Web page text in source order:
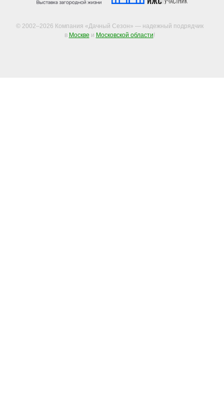
© 2002–2026 Компания «Дачный Сезон» — надежный подрядчик
в Москве и Московской области!